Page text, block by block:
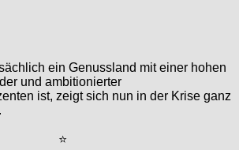
ein Genussland mit einer hohen
und ambitionierter
ist, zeigt sich nun in der Krise ganz
⭐